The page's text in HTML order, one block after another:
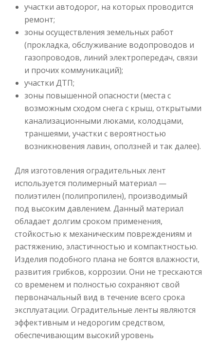
участки автодорог, на которых проводится
ремонт;
зоны осуществления земельных работ
(прокладка, обслуживание водопроводов и
газопроводов, линий электропередач, связи
и прочих коммуникаций);
участки ДТП;
зоны повышенной опасности (места с
возможным сходом снега с крыш, открытыми
канализационными люками, колодцами,
траншеями, участки с вероятностью
возникновения лавин, оползней и так далее).
Для изготовления оградительных лент
используется полимерный материал —
полиэтилен (полипропилен), производимый
под высоким давлением. Данный материал
обладает долгим сроком применения,
стойкостью к механическим повреждениям и
растяжению, эластичностью и компактностью.
Изделия подобного плана не боятся влажности,
развития грибков, коррозии. Они не трескаются
со временем и полностью сохраняют свой
первоначальный вид в течение всего срока
эксплуатации. Оградительные ленты являются
эффективным и недорогим средством,
обеспечивающим высокий уровень